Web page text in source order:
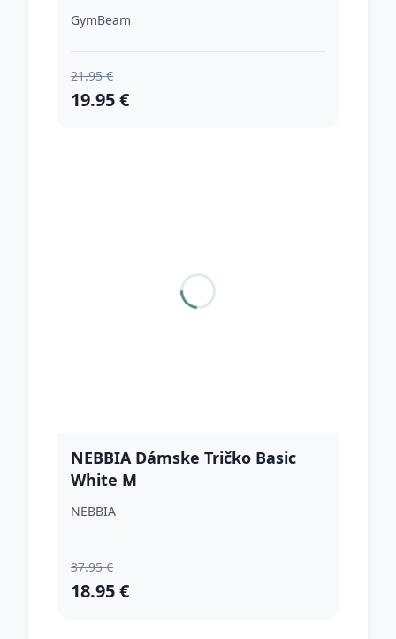
GymBeam
21.95 €
19.95 €
NEBBIA Dámske Tričko Basic
White M
NEBBIA
37.95 €
18.95 €